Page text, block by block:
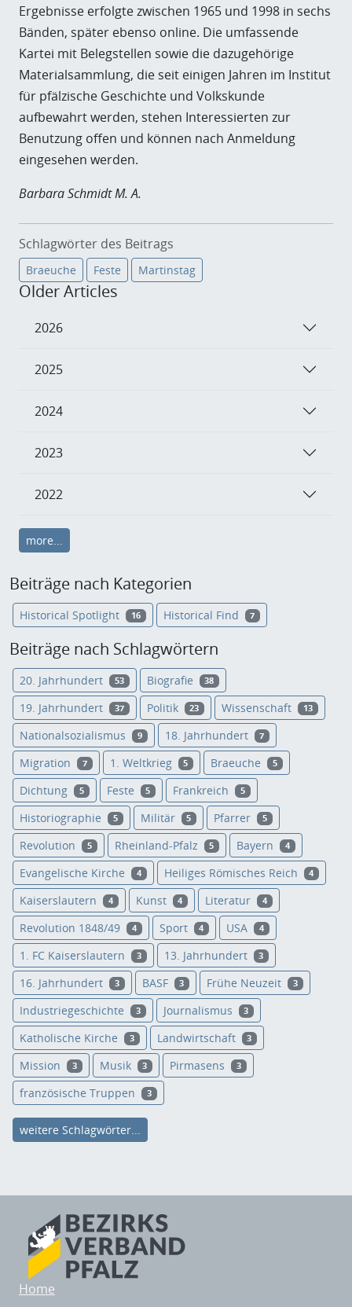
Ergebnisse erfolgte zwischen 1965 und 1998 in sechs
Bänden, später ebenso online. Die umfassende
Kartei mit Belegstellen sowie die dazugehörige
Materialsammlung, die seit einigen Jahren im Institut
für pfälzische Geschichte und Volkskunde
aufbewahrt werden, stehen Interessierten zur
Benutzung offen und können nach Anmeldung
eingesehen werden.
Barbara Schmidt M. A.
Schlagwörter des Beitrags
Braeuche Feste Martinstag
Older Articles
2026
2025
2024
2023
2022
more...
Beiträge nach Kategorien
Historical Spotlight 16 Historical Find 7
Beiträge nach Schlagwörtern
20. Jahrhundert 53 Biografie 38
19. Jahrhundert 37 Politik 23 Wissenschaft 13
Nationalsozialismus 9 18. Jahrhundert 7
Migration 7 1. Weltkrieg 5 Braeuche 5
Dichtung 5 Feste 5 Frankreich 5
Historiographie 5 Militär 5 Pfarrer 5
Revolution 5 Rheinland-Pfalz 5 Bayern 4
Evangelische Kirche 4 Heiliges Römisches Reich 4
Kaiserslautern 4 Kunst 4 Literatur 4
Revolution 1848/49 4 Sport 4 USA 4
1. FC Kaiserslautern 3 13. Jahrhundert 3
16. Jahrhundert 3 BASF 3 Frühe Neuzeit 3
Industriegeschichte 3 Journalismus 3
Katholische Kirche 3 Landwirtschaft 3
Mission 3 Musik 3 Pirmasens 3
französische Truppen 3
weitere Schlagwörter...
Home